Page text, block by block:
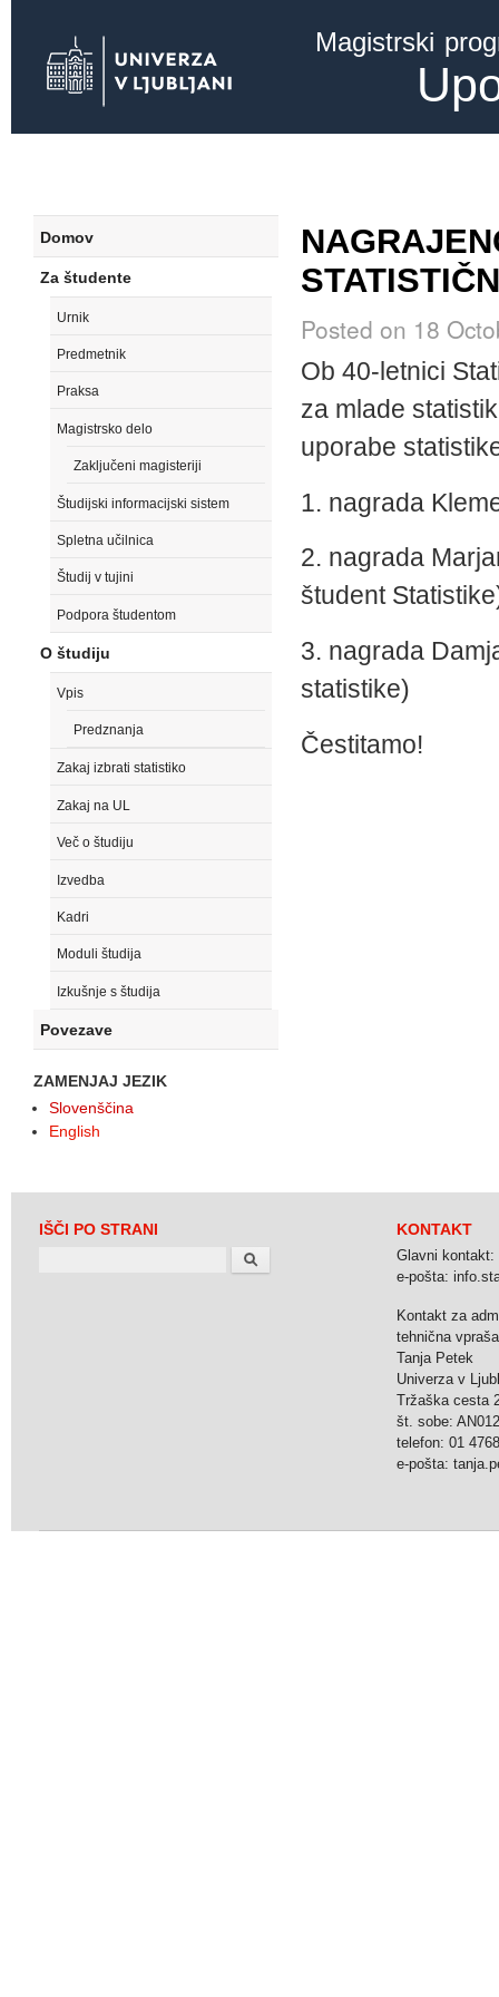
Magistrski
Posted on 18
Ob 40-letnici
za mlade
uporabe
1. nagrada
2. nagrada
študent
3. nagrada
statistike)
Čestitamo!
Domov
Za študente
Urnik
Predmetnik
Praksa
Magistrsko delo
Zaključeni magisteriji
Študijski informacijski sistem
Spletna učilnica
Študij v tujini
Podpora študentom
O študiju
Vpis
Predznanja
Zakaj izbrati statistiko
Zakaj na UL
Več o študiju
Izvedba
Kadri
Moduli študija
Izkušnje s študija
Povezave
ZAMENJAJ JEZIK
Slovenščina
English
IŠČI PO STRANI
Search
KONTAKT
Glavni kontakt:
e-pošta:
Kontakt za
tehnična
Tanja Petek
Univerza v
Tržaška cesta
št. sobe:
telefon: 01
e-pošta: